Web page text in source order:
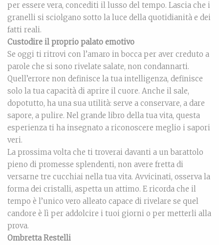
per essere vera, concediti il lusso del tempo. Lascia che i
granelli si sciolgano sotto la luce della quotidianità e dei
fatti reali.
Custodire il proprio palato emotivo
Se oggi ti ritrovi con l’amaro in bocca per aver creduto a
parole che si sono rivelate salate, non condannarti.
Quell’errore non definisce la tua intelligenza, definisce
solo la tua capacità di aprire il cuore. Anche il sale,
dopotutto, ha una sua utilità: serve a conservare, a dare
sapore, a pulire. Nel grande libro della tua vita, questa
esperienza ti ha insegnato a riconoscere meglio i sapori
veri.
La prossima volta che ti troverai davanti a un barattolo
pieno di promesse splendenti, non avere fretta di
versarne tre cucchiai nella tua vita. Avvicinati, osserva la
forma dei cristalli, aspetta un attimo. E ricorda che il
tempo è l’unico vero alleato capace di rivelare se quel
candore è lì per addolcire i tuoi giorni o per metterli alla
prova.
Ombretta Restelli